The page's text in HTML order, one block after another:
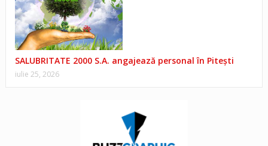
SALUBRITATE 2000 S.A. angajează personal în Pitești
iulie 25, 2026